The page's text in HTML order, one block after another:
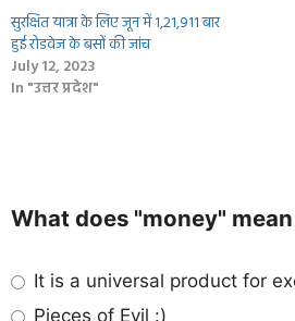
सुरक्षित यात्रा के लिए जून में 1,21,911 बार
हुई रोडवेज के बसों की जांच
July 12, 2023
In "उत्तर प्रदेश"
What does "money"
It is a universal product for
Pieces of Evil :)